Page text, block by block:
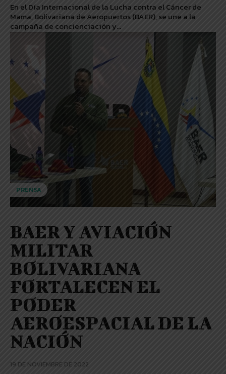
En el Día Internacional de la Lucha contra el Cáncer de
Mama, Bolivariana de Aeropuertos (BAER), se une a la
campaña de concienciación y...
PRENSA
BAER Y AVIACIÓN
MILITAR
BOLIVARIANA
FORTALECEN EL
PODER
AEROESPACIAL DE LA
NACIÓN
19 DE NOVIEMBRE DE 2022